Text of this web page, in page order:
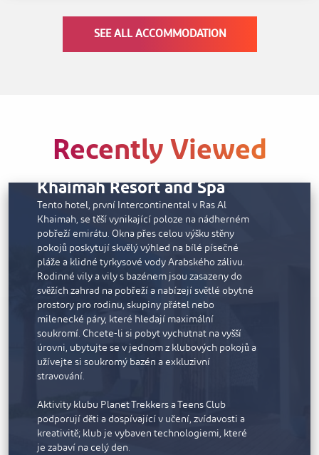
V hotelu je působivá nabídka gastronomických
zařízení, včetně restaurace Vespa s chutnými
SEE ALL ACCOMMODATION
Recently Viewed
InterContinental Ras Al
Khaimah Resort and Spa
Tento hotel, první Intercontinental v Ras Al
Khaimah, se těší vynikající poloze na nádherném
pobřeží emirátu. Okna přes celou výšku stěny
pokojů poskytují skvělý výhled na bílé písečné
pláže a klidné tyrkysové vody Arabského zálivu.
Rodinné vily a vily s bazénem jsou zasazeny do
svěžích zahrad na pobřeží a nabízejí světlé obytné
prostory pro rodinu, skupiny přátel nebo
milenecké páry, které hledají maximální
soukromí. Chcete-li si pobyt vychutnat na vyšší
úrovni, ubytujte se v jednom z klubových pokojů a
užívejte si soukromý bazén a exkluzivní
stravování.
Aktivity klubu Planet Trekkers a Teens Club
podporují děti a dospívající v učení, zvídavosti a
kreativitě; klub je vybaven technologiemi, které
je zabaví na celý den.